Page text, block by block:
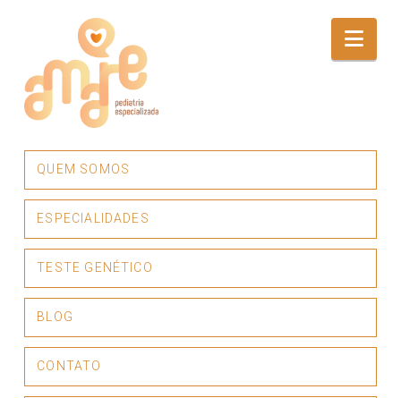
Qual
é
a
diferença
entre
o
QUEM SOMOS
ESPECIALIDADES
TESTE GENÉTICO
BLOG
CONTATO